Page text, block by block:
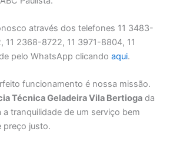
através dos telefones 11 3483-
11 2368-8722, 11 3971-8804, 11
pelo WhatsApp clicandoaqui.
funcionamento é nossa missão.
Técnica Geladeira Vila Bertioga da
a tranquilidade de um serviço bem
preço justo.